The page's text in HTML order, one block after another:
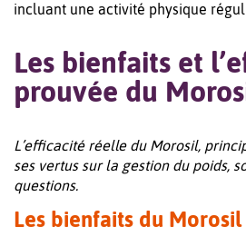
incluant une activité physique
Les bienfaits et
prouvée du
L’efficacité réelle du Morosil,
ses vertus sur la gestion du poids,
questions.
Les bienfaits du Morosil